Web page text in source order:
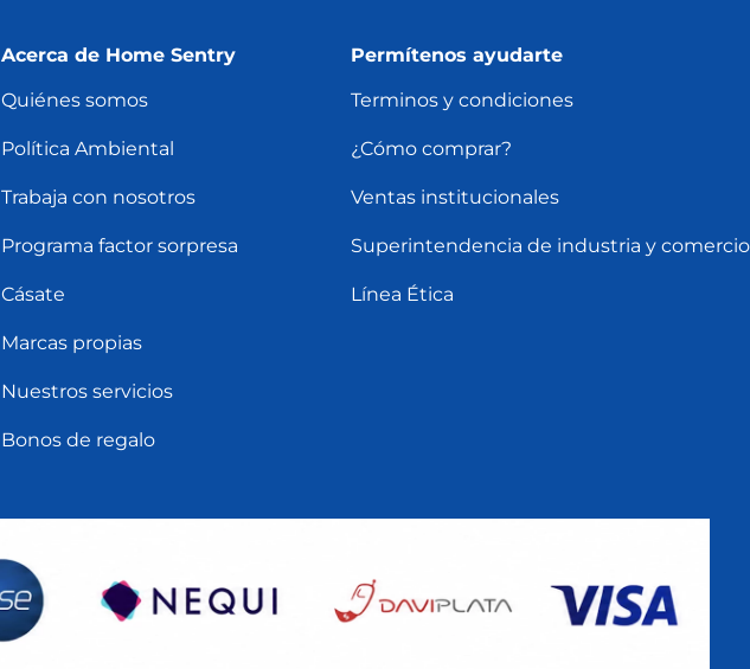
Acerca de Home Sentry
Quiénes somos
Política Ambiental
Trabaja con nosotros
Programa factor sorpresa
Cásate
Marcas propias
Nuestros servicios
Bonos de regalo
Permítenos ayudarte
Terminos y condiciones
¿Cómo comprar?
Ventas institucionales
Superintendencia de industria y comercio
Línea Ética